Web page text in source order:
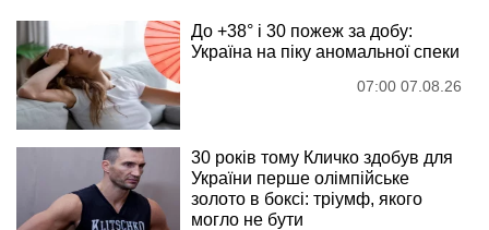
До +38° і 30 пожеж за добу:
Україна на піку аномальної спеки
07:00 07.08.26
30 років тому Кличко здобув для
України перше олімпійське
золото в боксі: тріумф, якого
могло не бути